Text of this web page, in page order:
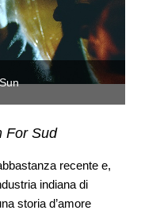
For Sud
recente e,
indiana di
storia d’amore